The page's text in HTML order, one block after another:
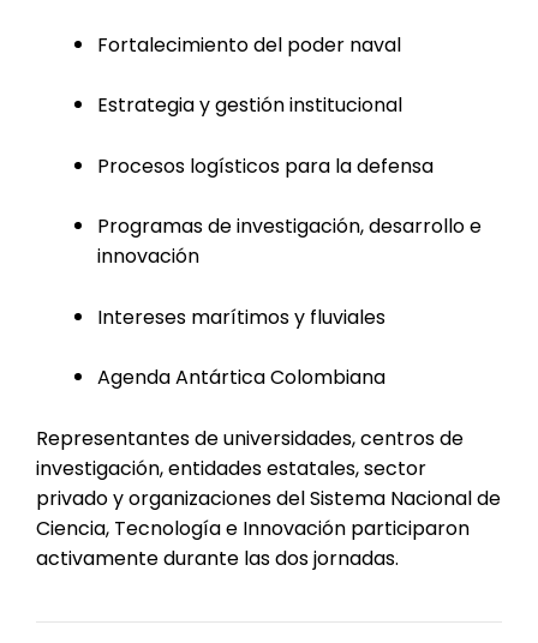
Fortalecimiento del poder naval
Estrategia y gestión institucional
Procesos logísticos para la defensa
Programas de investigación, desarrollo e
innovación
Intereses marítimos y fluviales
Agenda Antártica Colombiana
Representantes de universidades, centros de
investigación, entidades estatales, sector
privado y organizaciones del Sistema Nacional de
Ciencia, Tecnología e Innovación participaron
activamente durante las dos jornadas.